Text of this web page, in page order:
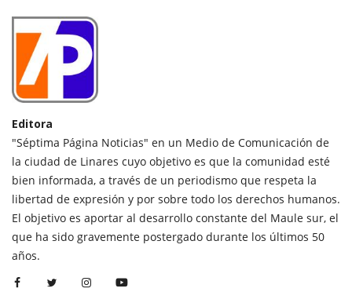
Editora
"Séptima Página Noticias" en un Medio de Comunicación de
la ciudad de Linares cuyo objetivo es que la comunidad esté
bien informada, a través de un periodismo que respeta la
libertad de expresión y por sobre todo los derechos humanos.
El objetivo es aportar al desarrollo constante del Maule sur, el
que ha sido gravemente postergado durante los últimos 50
años.